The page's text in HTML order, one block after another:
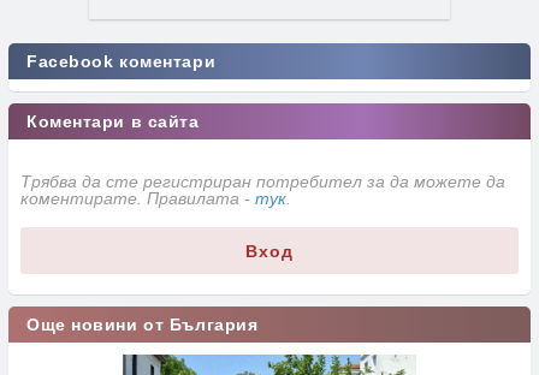
Facebook коментари
Коментари в сайта
Трябва да сте регистриран потребител за да можете да
коментирате. Правилата - тук
Вход
Още новини от България